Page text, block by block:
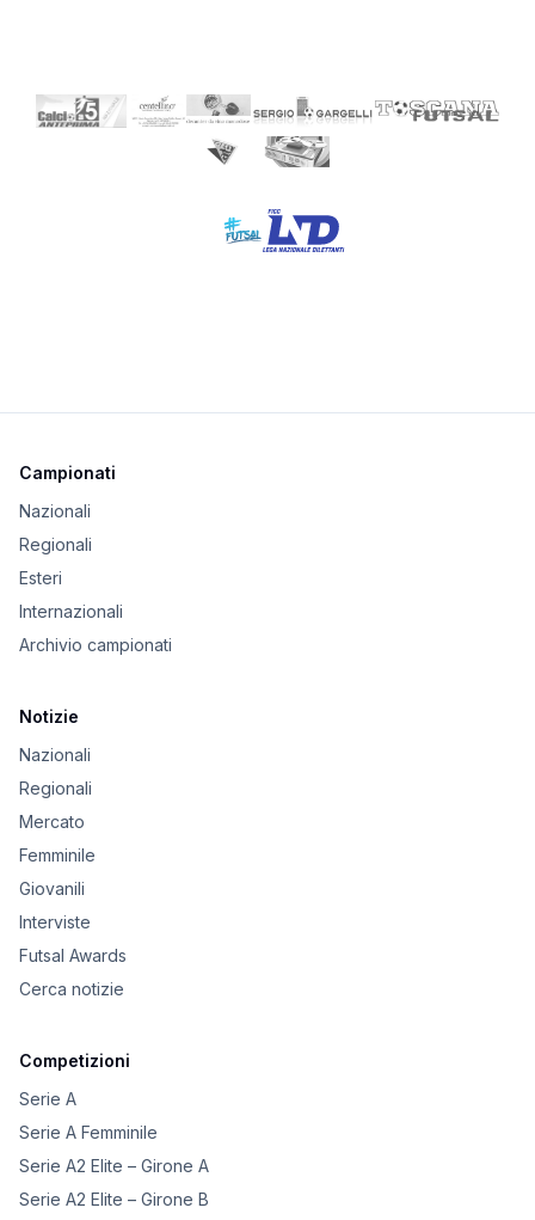
Campionati
Nazionali
Regionali
Esteri
Internazionali
Archivio campionati
Notizie
Nazionali
Regionali
Mercato
Femminile
Giovanili
Interviste
Futsal Awards
Cerca notizie
Competizioni
Serie A
Serie A Femminile
Serie A2 Elite – Girone A
Serie A2 Elite – Girone B